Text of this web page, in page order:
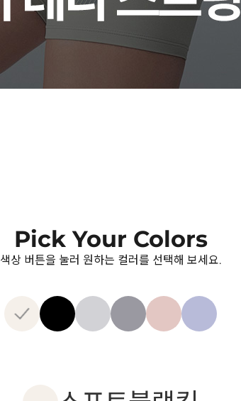
Pick Your Colors
색상 버튼을 눌러 원하는 컬러를 선택해 보세요.